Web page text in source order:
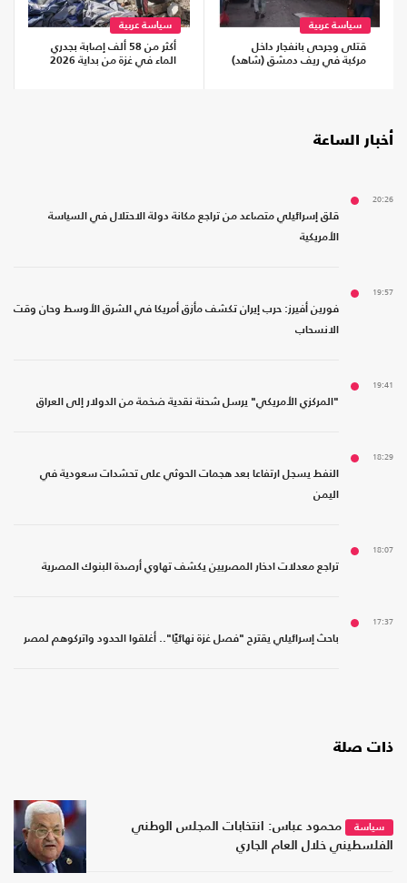
سياسة عربية
قتلى وجرحى بانفجار داخل
مركبة في ريف دمشق (شاهد)
سياسة عربية
أكثر من 58 ألف إصابة بجدري
الماء في غزة من بداية 2026
أخبار الساعة
20:26
قلق إسرائيلي متصاعد من تراجع مكانة دولة الاحتلال في السياسة
الأمريكية
19:57
فورين أفيرز: حرب إيران تكشف مأزق أمريكا في الشرق الأوسط وحان وقت
الانسحاب
19:41
"المركزي الأمريكي" يرسل شحنة نقدية ضخمة من الدولار إلى العراق
18:29
النفط يسجل ارتفاعا بعد هجمات الحوثي على تحشدات سعودية في
اليمن
18:07
تراجع معدلات ادخار المصريين يكشف تهاوي أرصدة البنوك المصرية
17:37
باحث إسرائيلي يقترح "فصل غزة نهائيًا".. أغلقوا الحدود واتركوهم لمصر
ذات صلة
سياسة
محمود عباس: انتخابات المجلس الوطني
الفلسطيني خلال العام الجاري